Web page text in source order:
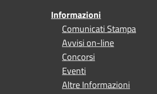
Informazioni
Comunicati Stampa
Avvisi on-line
Concorsi
Eventi
Altre Informazioni